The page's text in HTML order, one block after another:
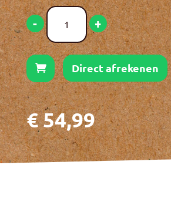
-
De
Theeplank
-
Bamboe
hoeveelheid
+
Direct afrekenen
€54,99